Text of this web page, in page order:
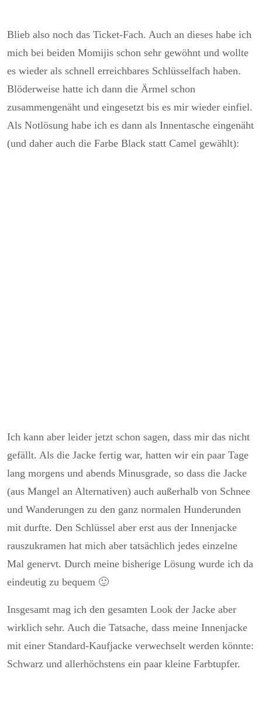
Blieb also noch das Ticket-Fach. Auch an dieses habe ich
mich bei beiden Momijis schon sehr gewöhnt und wollte
es wieder als schnell erreichbares Schlüsselfach haben.
Blöderweise hatte ich dann die Ärmel schon
zusammengenäht und eingesetzt bis es mir wieder einfiel.
Als Notlösung habe ich es dann als Innentasche eingenäht
(und daher auch die Farbe Black statt Camel gewählt):
Ich kann aber leider jetzt schon sagen, dass mir das nicht
gefällt. Als die Jacke fertig war, hatten wir ein paar Tage
lang morgens und abends Minusgrade, so dass die Jacke
(aus Mangel an Alternativen) auch außerhalb von Schnee
und Wanderungen zu den ganz normalen Hunderunden
mit durfte. Den Schlüssel aber erst aus der Innenjacke
rauszukramen hat mich aber tatsächlich jedes einzelne
Mal genervt. Durch meine bisherige Lösung wurde ich da
eindeutig zu bequem 🙂
Insgesamt mag ich den gesamten Look der Jacke aber
wirklich sehr. Auch die Tatsache, dass meine Innenjacke
mit einer Standard-Kaufjacke verwechselt werden könnte:
Schwarz und allerhöchstens ein paar kleine Farbtupfer.